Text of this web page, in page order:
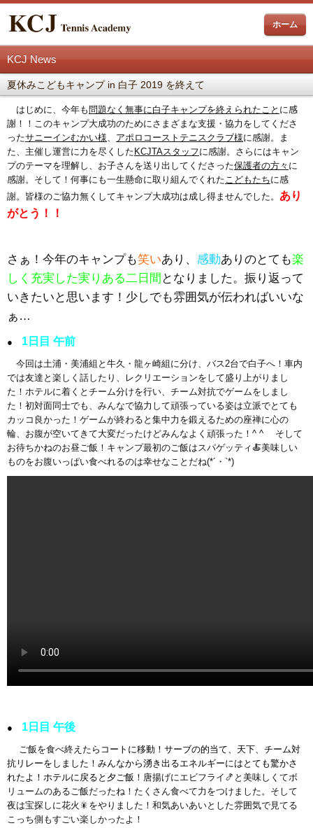
ホーム
KCJ News
夏休みこどもキャンプ in 白子 2019 を終えて
はじめに、今年も 問題なく無事に白子キャンプを終えられたこと に感
謝 ！！このキャンプ大成功のためにさまざまな支援・協力をしてくださ
ったサニーインむかい様、 アポロコーストテニスクラブ様に感謝。ま
た、主催し運営に力を尽くした KCJTAスタッフに感謝。さらにはキャン
プのテーマを理解し、お子さんを送り出してくださった保護者の方々 に
感謝。そして！何事にも一生懸命に取り組んでくれたこどもたちに感
謝。皆様のご協力無くしてキャンプ大成功は成し得ませんでした。 あり
がとう！！
さぁ！今年のキャンプも笑いあり、 感動ありのとても楽
しく充実した実りある二日間 となりました。振り返って
いきたいと思います！少しでも雰囲気が伝わればいいな
ぁ…
● 1日目 午前
今回は土浦・美浦組と牛久・龍ヶ崎組に分け、バス2台で白子へ！車内
では友達と楽しく話したり、レクリエーションをして盛り上がりまし
た！ホテルに着くとチーム分けを行い、チーム対抗でゲームをしまし
た！初対面同士でも、みんなで協力して頑張っている姿は立派でとても
カッコ良かった！ゲームが終わると集中力を鍛えるための座禅に心の
輪、お腹が空いてきて大変だったけどみんなよく頑張った！^ ^ そして
お待ちかねのお昼ご飯！キャンプ最初のご飯はスパゲッティ🍝美味しい
ものをお腹いっぱい食べれるのは幸せなことだね(*´・`*)
● 1日目 午後
ご飯を食べ終えた らコートに移動！サーブの的当て、天下、チーム対
抗リレーをしました！みんなから湧き出るエネルギーにはとても驚かさ
れたよ！ホテルに戻ると夕ご飯 ！唐揚げにエビフライ🍤と美味しくてボ
リュームのあるご飯だったね！たくさん食べて力をつけました。そして
夜は宝探しに花火🎇をやりました！和気あいあいとした雰囲気で見てる
こっち側もすごい楽しかったよ！